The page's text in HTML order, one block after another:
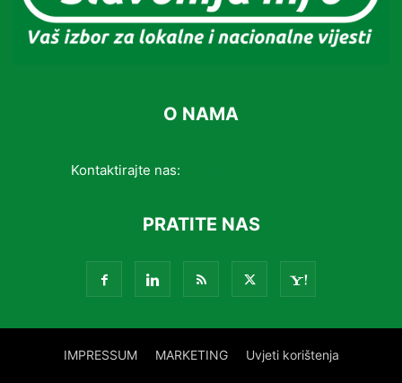
O NAMA
Kontaktirajte nas:
PRATITE NAS
IMPRESSUM MARKETING Uvjeti korištenja